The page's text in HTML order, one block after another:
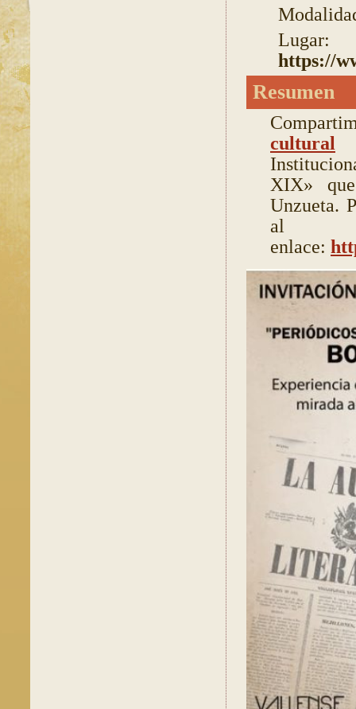
Lugar:
https://
Resumen
cultural
XIX»
Unzueta.
al
enlace: